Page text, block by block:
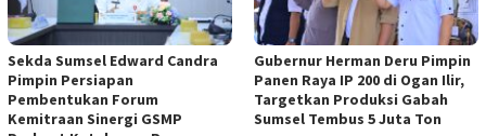
Sekda Sumsel Edward Candra
Pimpin Persiapan
Pembentukan Forum
Kemitraan Sinergi GSMP
Gubernur Herman Deru Pimpin
Panen Raya IP 200 di Ogan Ilir,
Targetkan Produksi Gabah
Sumsel Tembus 5 Juta Ton